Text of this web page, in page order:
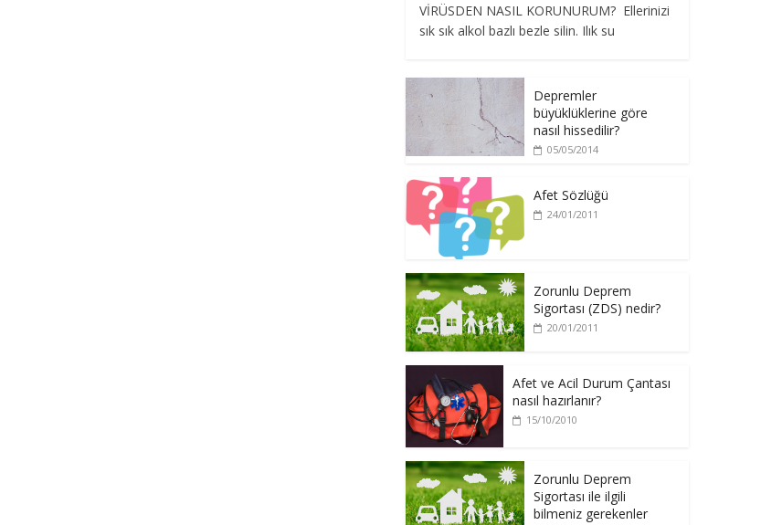
VİRÜSDEN NASIL KORUNURUM? Ellerinizi
sık sık alkol bazlı bezle silin. Ilık su
Depremler
büyüklüklerine göre
nasıl hissedilir?
05/05/2014
Afet Sözlüğü
24/01/2011
Zorunlu Deprem
Sigortası (ZDS) nedir?
20/01/2011
Afet ve Acil Durum Çantası
nasıl hazırlanır?
15/10/2010
Zorunlu Deprem
Sigortası ile ilgili
bilmeniz gerekenler